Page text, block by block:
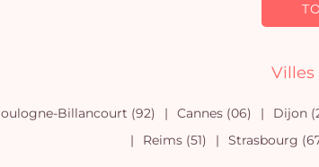
Villes
Billancourt (92) Cannes (06) Dijon
Reims (51)
Strasbourg